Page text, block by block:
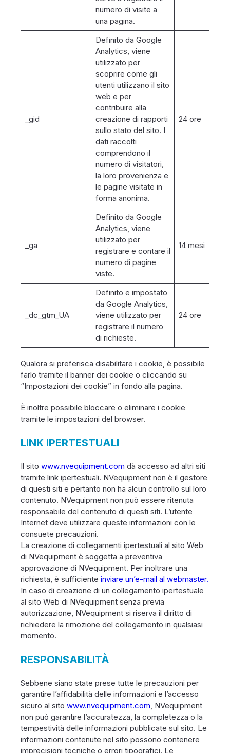
numero di visite a
una pagina.
_gid
Definito da Google
Analytics, viene
utilizzato per
scoprire come gli
utenti utilizzano il sito
web e per
contribuire alla
creazione di rapporti
sullo stato del sito. I
dati raccolti
comprendono il
numero di visitatori,
la loro provenienza e
le pagine visitate in
forma anonima.
24 ore
_ga
Definito da Google
Analytics, viene
utilizzato per
registrare e contare il
numero di pagine
viste.
14 mesi
_dc_gtm_UA
Definito e impostato
da Google Analytics,
viene utilizzato per
registrare il numero
di richieste.
24 ore
Qualora si preferisca disabilitare i cookie, è possibile
farlo tramite il banner dei cookie o cliccando su
“Impostazioni dei cookie” in fondo alla pagina.
È inoltre possibile bloccare o eliminare i cookie
tramite le impostazioni del browser.
LINK IPERTESTUALI
Il sito www.nvequipment.com dà accesso ad altri siti
tramite link ipertestuali. NVequipment non è il gestore
di questi siti e pertanto non ha alcun controllo sul loro
contenuto. NVequipment non può essere ritenuta
responsabile del contenuto di questi siti. L’utente
Internet deve utilizzare queste informazioni con le
consuete precauzioni.
La creazione di collegamenti ipertestuali al sito Web
di NVequipment è soggetta a preventiva
approvazione di NVequipment. Per inoltrare una
richiesta, è sufficiente inviare un’e-mail al webmaster.
In caso di creazione di un collegamento ipertestuale
al sito Web di NVequipment senza previa
autorizzazione, NVequipment si riserva il diritto di
richiedere la rimozione del collegamento in qualsiasi
momento.
RESPONSABILITÀ
Sebbene siano state prese tutte le precauzioni per
garantire l’affidabilità delle informazioni e l’accesso
sicuro al sito www.nvequipment.com, NVequipment
non può garantire l’accuratezza, la completezza o la
tempestività delle informazioni pubblicate sul sito. Le
informazioni contenute nel sito possono contenere
imprecisioni tecniche o errori tipografici. Le